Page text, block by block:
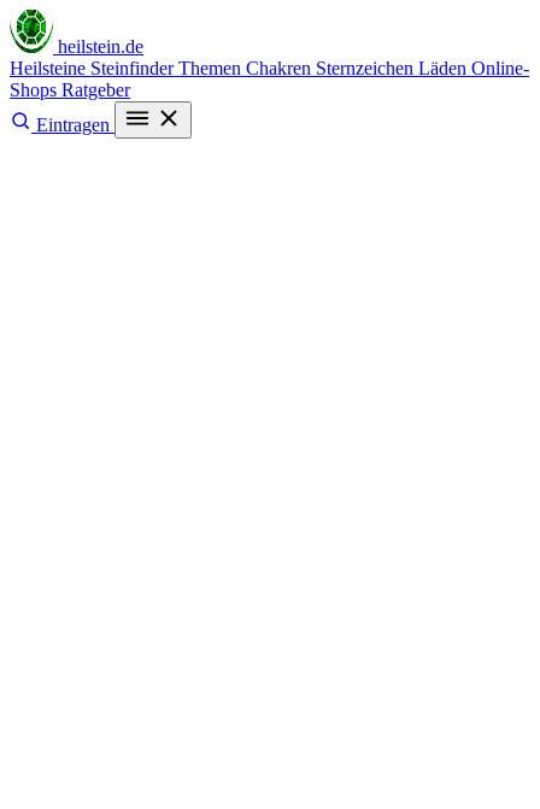
heilstein.de
Heilsteine SteinfinderThemen Chakren Sternzeichen Läden Online-
Shops Ratgeber
Eintragen